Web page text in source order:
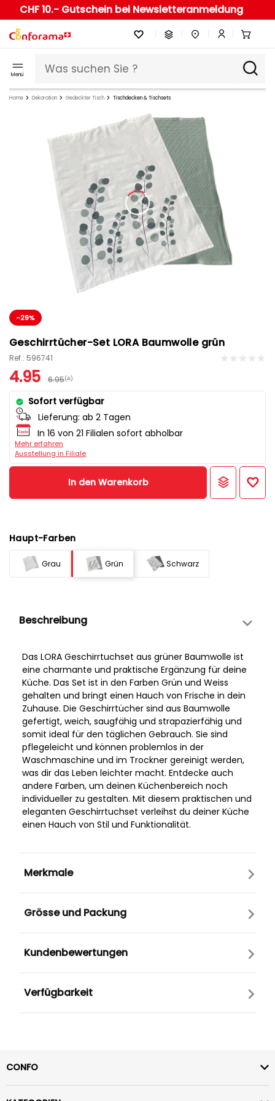
CHF 10.- Gutschein bei Newsletteranmeldung
Menü
Home Dekoration Gedeckter Tisch Tischdecken & Tischsets
-29%
Geschirrtücher-Set LORA Baumwolle grün
Ref.: 596741
4.95 6.95(A)
Sofort verfügbar
Lieferung: ab 2 Tagen
In 16 von 21 Filialen sofort abholbar
Mehr erfahren
Ausstellung in Filiale
In den Warenkorb
Haupt-Farben
Grau Grün Schwarz
Beschreibung
Das LORA Geschirrtuchset aus grüner Baumwolle ist
eine charmante und praktische Ergänzung für deine
Küche. Das Set ist in den Farben Grün und Weiss
gehalten und bringt einen Hauch von Frische in dein
Zuhause. Die Geschirrtücher sind aus Baumwolle
gefertigt, weich, saugfähig und strapazierfähig und
somit ideal für den täglichen Gebrauch. Sie sind
pflegeleicht und können problemlos in der
Waschmaschine und im Trockner gereinigt werden,
was dir das Leben leichter macht. Entdecke auch
andere Farben, um deinen Küchenbereich noch
individueller zu gestalten. Mit diesem praktischen und
eleganten Geschirrtuchset verleihst du deiner Küche
einen Hauch von Stil und Funktionalität.
Merkmale
Grösse und Packung
Kundenbewertungen
Verfügbarkeit
CONFO